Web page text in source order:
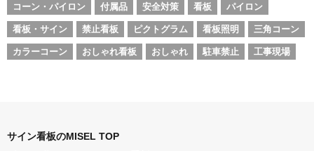
コーン・パイロン 付属品 安全対策 看板 パイロン
看板・サイン 禁止看板 ピクトグラム 看板照明 三角コーン
カラーコーン おしゃれ看板 おしゃれ 駐車禁止 工事現場
サイン看板のMISEL TOP